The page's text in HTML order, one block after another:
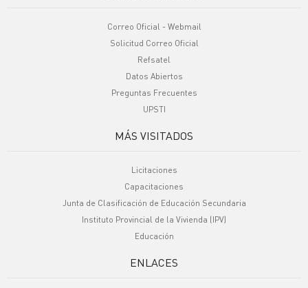
Correo Oficial - Webmail
Solicitud Correo Oficial
Refsatel
Datos Abiertos
Preguntas Frecuentes
UPSTI
MÁS VISITADOS
Licitaciones
Capacitaciones
Junta de Clasificación de Educación Secundaria
Instituto Provincial de la Vivienda (IPV)
Educación
ENLACES